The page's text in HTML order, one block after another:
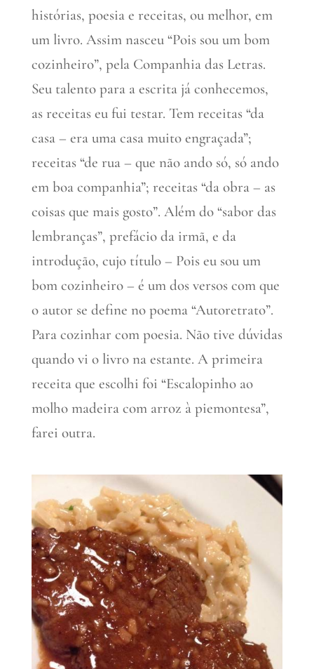
histórias, poesia e receitas, ou melhor, em
um livro. Assim nasceu “Pois sou um bom
cozinheiro”, pela Companhia das Letras.
Seu talento para a escrita já conhecemos,
as receitas eu fui testar. Tem receitas “da
casa – era uma casa muito engraçada”;
receitas “de rua – que não ando só, só ando
em boa companhia”; receitas “da obra – as
coisas que mais gosto”. Além do “sabor das
lembranças”, prefácio da irmã, e da
introdução, cujo título – Pois eu sou um
bom cozinheiro – é um dos versos com que
o autor se define no poema “Autoretrato”.
Para cozinhar com poesia. Não tive dúvidas
quando vi o livro na estante. A primeira
receita que escolhi foi “Escalopinho ao
molho madeira com arroz à piemontesa”,
farei outra.